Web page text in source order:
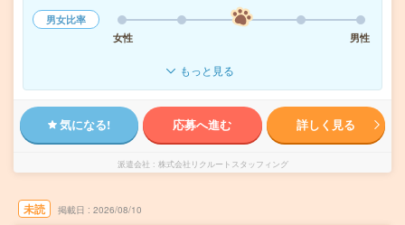
男女比率
女性
男性
もっと見る
気になる! 応募へ進む 詳しく見る
派遣会社 株式会社リクルートスタッフィング
未読 掲載日 2026/08/10